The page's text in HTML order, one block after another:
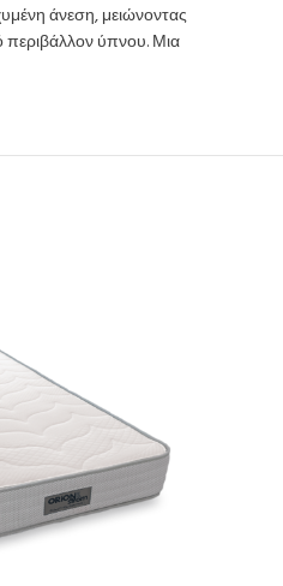
άνεση, μειώνοντας
περιβάλλον ύπνου. Μια